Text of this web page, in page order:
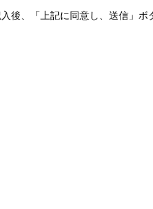
後、「上記に同意し、送信」